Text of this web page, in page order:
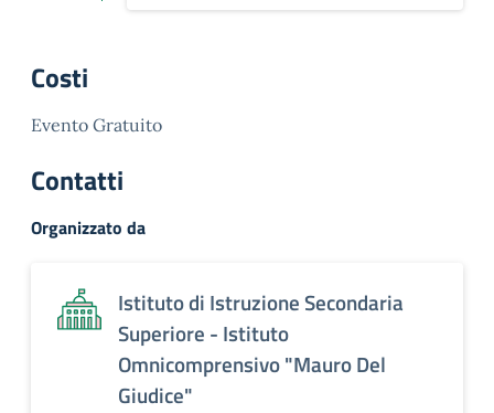
Costi
Evento Gratuito
Contatti
Organizzato da
Istituto di Istruzione Secondaria
Superiore - Istituto
Omnicomprensivo "Mauro Del
Giudice"